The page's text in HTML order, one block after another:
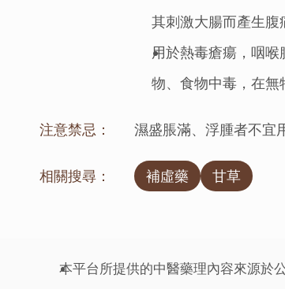
其刺激大腸而產生腹
用於熱毒瘡瘍，咽
物、食物中毒，在無
注意禁忌： 濕盛脹滿、浮腫者不宜
相關搜尋： 補虛藥 甘草
本平台所提供的中醫藥理內容來源於